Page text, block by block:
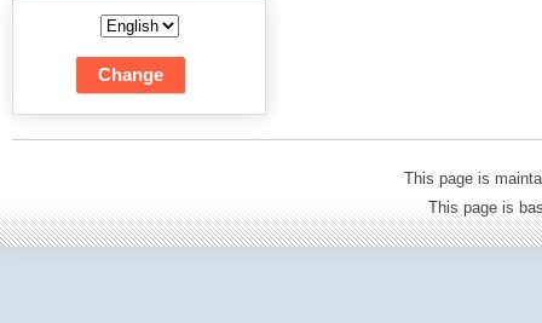
WSP w Częstochowie
This page is
This page is